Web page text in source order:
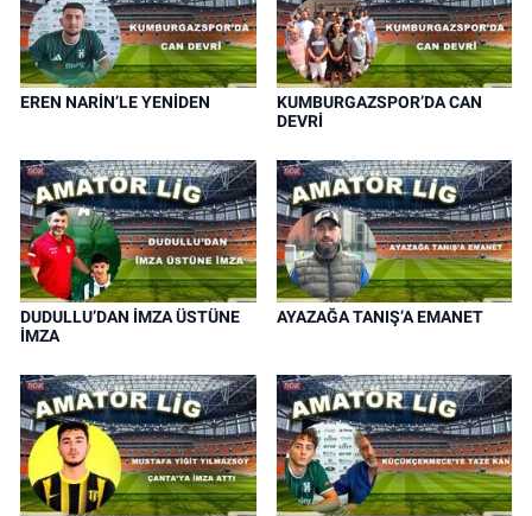
EREN NARİN’LE YENİDEN
KUMBURGAZSPOR’DA CAN
DEVRİ
DUDULLU’DAN İMZA ÜSTÜNE
İMZA
AYAZAĞA TANIŞ’A EMANET